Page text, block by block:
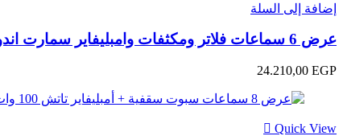
إضافة إلى السلة
عرض 6 سماعات فلاتر ومكثفات وامبليفاير سمارت اندوريد
24.210,00 EGP
Quick View